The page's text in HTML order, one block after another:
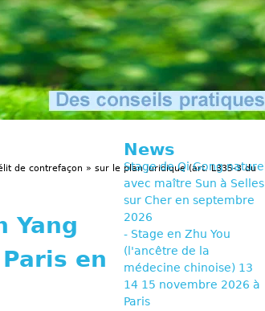
Yang
en
News
Stage de Qi Gong naturel
avec maître Sun à Selles
sur Cher en septembre
2026
- Stage en Zhu You
(l'ancêtre de la
médecine chinoise) 13
14 15 novembre 2026 à
Paris
de contrefaçon » sur le plan juridique (art. L335-3 du